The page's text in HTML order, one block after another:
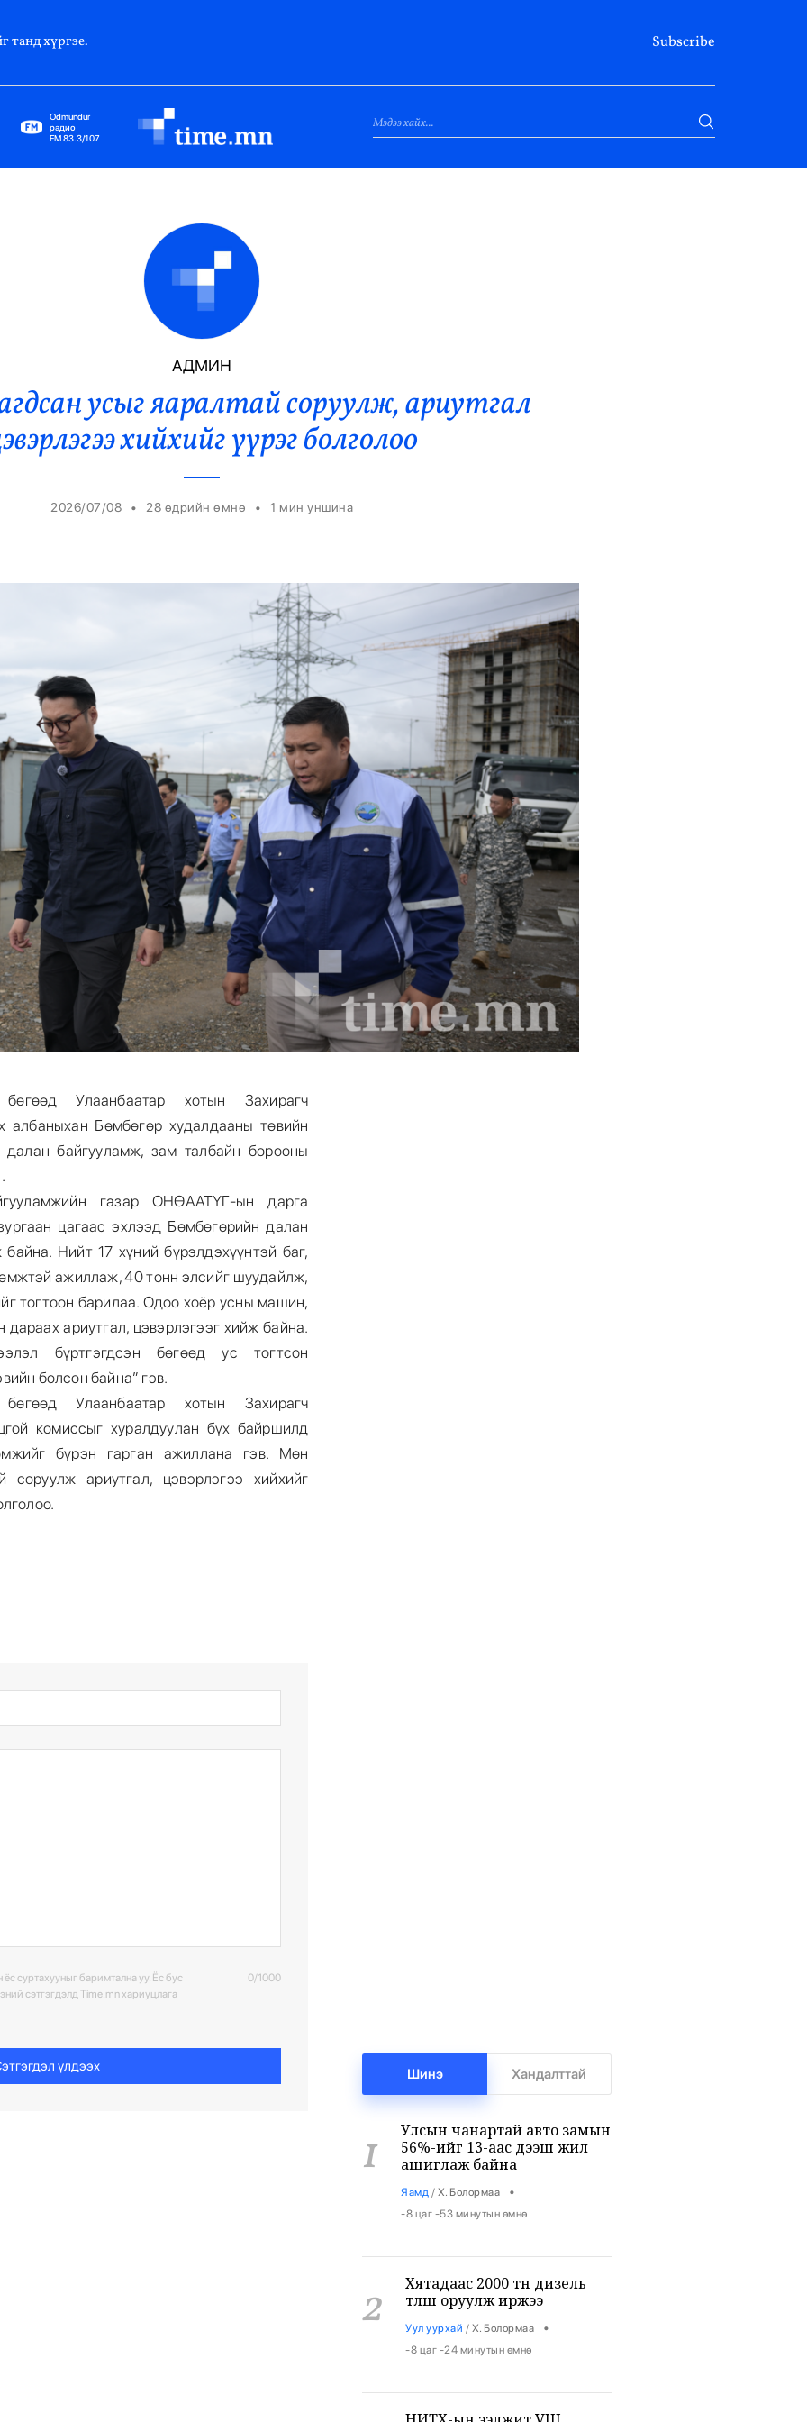
танд хүргэе. Subscribe
Odmundur
радио
FM 83.3/107
Гадаад Харилцаа
Элчин Сайд
Парламент
Засгийн Газар
Ерөнхийлөгч
АДМИН
усыг яаралтай соруулж, ариутгал
хийхийг үүрэг болголоо
2026/07/08 • 28 өдрийн өмнө • 1 мин уншина
Улаанбаатар хотын Захирагч
албаныхан Бөмбөгөр худалдааны төвийн
байгууламж, зам талбайн борооны
газар ОНӨААТҮГ-ын дарга
цагаас эхлээд Бөмбөгөрийн далан
Нийт 17 хүний бүрэлдэхүүнтэй баг,
ажиллаж, 40 тонн элсийг шуудайлж,
тогтоон барилаа. Одоо хоёр усны машин,
ариутгал, цэвэрлэгээг хийж байна.
бүртгэгдсэн бөгөөд ус тогтсон
болсон байна” гэв.
Улаанбаатар хотын Захирагч
комиссыг хуралдуулан бүх байршилд
бүрэн гарган ажиллана гэв. Мөн
соруулж ариутгал, цэвэрлэгээ хийхийг
суртахууныг баримтална уу. Ёс бус
сэтгэгдэлд Time.mn хариуцлага
0/1000
үлдээх
Шинэ Хандалттай
1
Улсын чанартай авто замын
56%-ийг 13-аас дээш жил
ашиглаж байна
Яамд / Х. Болормаа •
-8 цаг -53 минутын өмнө
2
Хятадаас 2000 тн дизель
түлш оруулж иржээ
Уул уурхай / Х. Болормаа •
-8 цаг -24 минутын өмнө